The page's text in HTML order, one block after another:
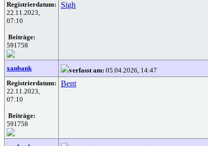
Registrierdatum:
22.11.2023,
07:10
Beiträge:
591758
Sigh
xanbank verfasst am: 05.04.2026, 14:47
Registrierdatum:
22.11.2023,
07:10
Beiträge:
591758
Bent